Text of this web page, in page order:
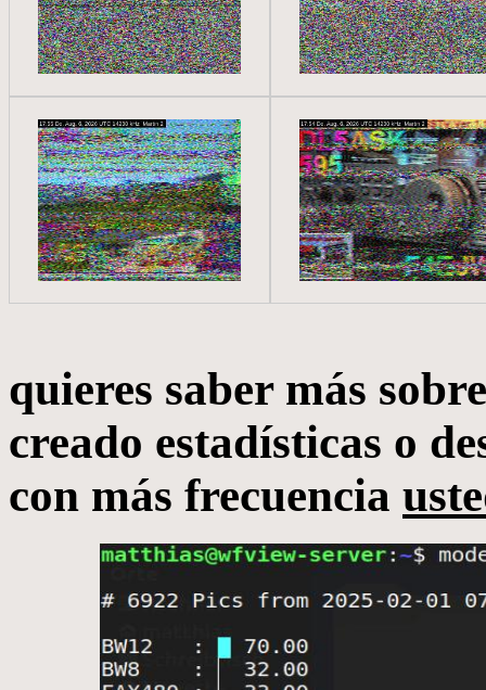
quieres saber más
creado estadísticas o
con más frecuencia